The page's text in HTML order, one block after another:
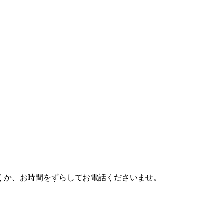
、お時間をずらしてお電話くださいませ。